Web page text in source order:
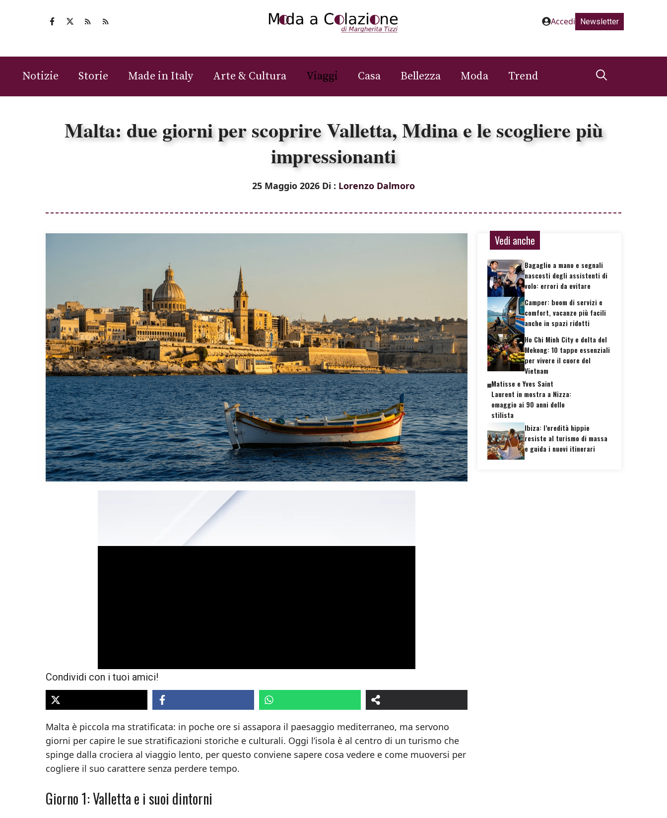
Accedi Newsletter
Notizie Storie Made in Italy Arte & Cultura Viaggi Casa Bellezza Moda Trend
Malta: due giorni per scoprire Valletta, Mdina e le scogliere più
impressionanti
25 Maggio 2026 Di : Lorenzo Dalmoro
Condividi con i tuoi amici!
Malta è piccola ma stratificata: in poche ore si assapora il paesaggio mediterraneo, ma servono
giorni per capire le sue stratificazioni storiche e culturali. Oggi l’isola è al centro di un turismo che
spinge dalla crociera al viaggio lento, per questo conviene sapere cosa vedere e come muoversi per
cogliere il suo carattere senza perdere tempo.
Giorno 1: Valletta e i suoi dintorni
Vedi anche
Bagaglio a mano e segnali
nascosti degli assistenti di
volo: errori da evitare
Camper: boom di servizi e
comfort, vacanze più facili
anche in spazi ridotti
Ho Chi Minh City e delta del
Mekong: 10 tappe essenziali
per vivere il cuore del
Vietnam
Matisse e Yves Saint
Laurent in mostra a Nizza:
omaggio ai 90 anni dello
stilista
Ibiza: l’eredità hippie
resiste al turismo di massa
e guida i nuovi itinerari